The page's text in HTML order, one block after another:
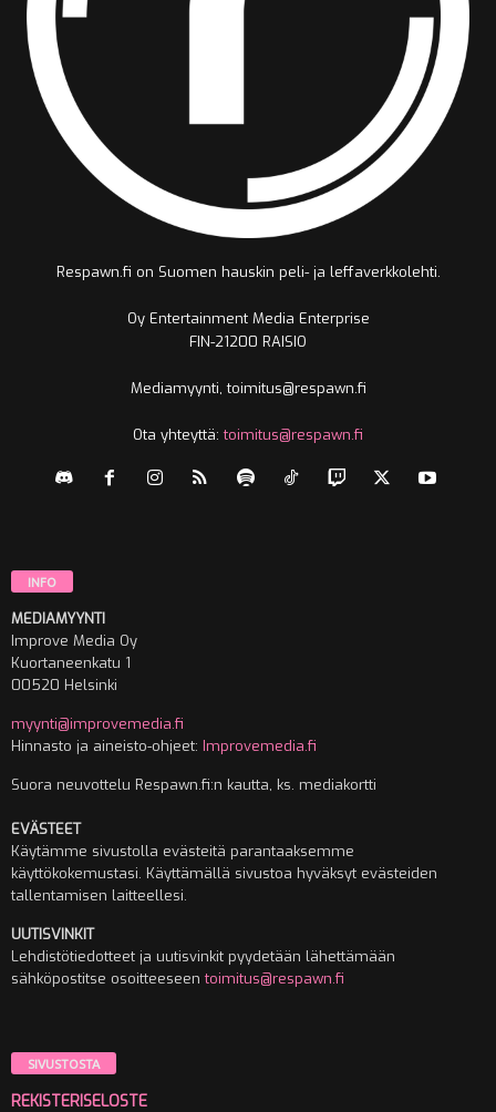
Respawn.fi on Suomen hauskin peli- ja leffaverkkolehti.
Oy Entertainment Media Enterprise
FIN-21200 RAISIO
Mediamyynti, toimitus@respawn.fi
Ota yhteyttä:toimitus@respawn.fi
INFO
MEDIAMYYNTI
Improve Media Oy
Kuortaneenkatu 1
00520 Helsinki
myynti@improvemedia.fi
Hinnasto ja aineisto-ohjeet: Improvemedia.fi
Suora neuvottelu Respawn.fi:n kautta, ks. mediakortti
EVÄSTEET
Käytämme sivustolla evästeitä parantaaksemme
käyttökokemustasi. Käyttämällä sivustoa hyväksyt evästeiden
tallentamisen laitteellesi.
UUTISVINKIT
Lehdistötiedotteet ja uutisvinkit pyydetään lähettämään
sähköpostitse osoitteeseentoimitus@respawn.fi
SIVUSTOSTA
REKISTERISELOSTE